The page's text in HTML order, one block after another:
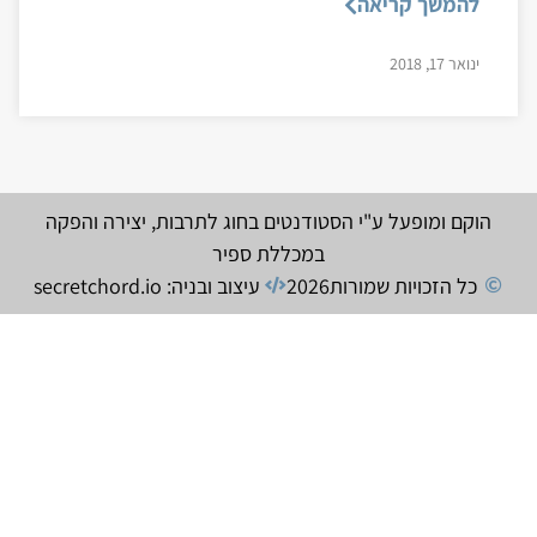
ינואר 17, 2018
הוקם ומופעל ע"י הסטודנטים בחוג לתרבות, יצירה והפקה
במכללת ספיר
כל הזכויות שמורות2026 עיצוב ובניה: secretchord.io